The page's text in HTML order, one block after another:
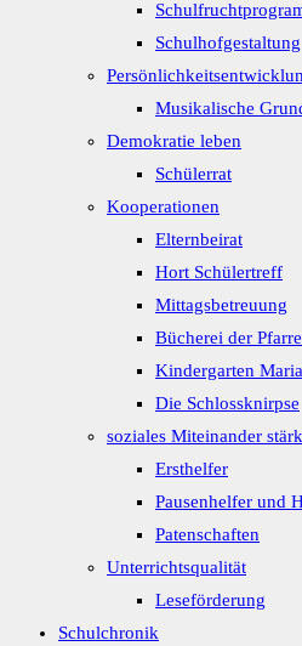
Schulhofgestaltung
Musikalische
Demokratie leben
Schülerrat
Kooperationen
Elternbeirat
Hort Schülertreff
Mittagsbetreuung
Bücherei der
Kindergarten
Die Schlossknirpse
soziales Miteinander
Ersthelfer
Pausenhelfer und
Patenschaften
Unterrichtsqualität
Leseförderung
Schulchronik